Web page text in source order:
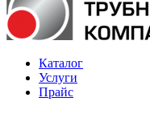
Каталог
Услуги
Прайс